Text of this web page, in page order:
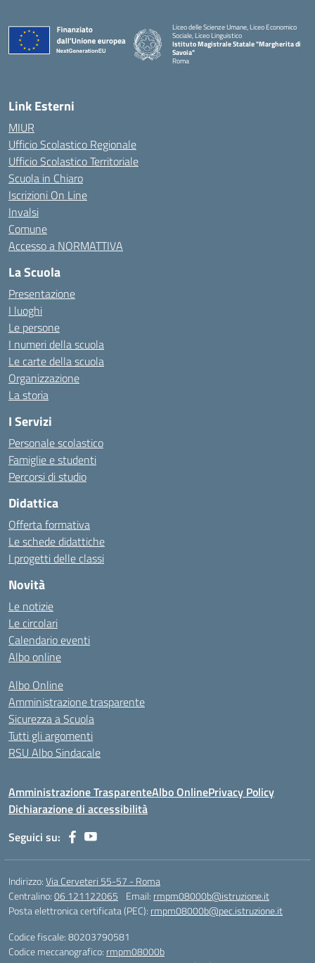
Liceo delle Scienze Umane, Liceo Economico
Sociale, Liceo Linguistico
Istituto Magistrale Statale "Margherita di
Savoia"
Roma
Link Esterni
MIUR
Ufficio Scolastico Regionale
Ufficio Scolastico Territoriale
Scuola in Chiaro
Iscrizioni On Line
Invalsi
Comune
Accesso a NORMATTIVA
La Scuola
Presentazione
I luoghi
Le persone
I numeri della scuola
Le carte della scuola
Organizzazione
La storia
I Servizi
Personale scolastico
Famiglie e studenti
Percorsi di studio
Didattica
Offerta formativa
Le schede didattiche
I progetti delle classi
Novità
Le notizie
Le circolari
Calendario eventi
Albo online
Albo Online
Amministrazione trasparente
Sicurezza a Scuola
Tutti gli argomenti
RSU Albo Sindacale
Amministrazione TrasparenteAlbo OnlinePrivacy Policy
Dichiarazione di accessibilità
Seguici su:
Indirizzo:Via Cerveteri 55-57 - Roma
Centralino:06 121122065 Email: rmpm08000b@istruzione.it
Posta elettronica certificata (PEC): rmpm08000b@pec.istruzione.it
Codice fiscale: 80203790581
Codice meccanografico: rmpm08000b